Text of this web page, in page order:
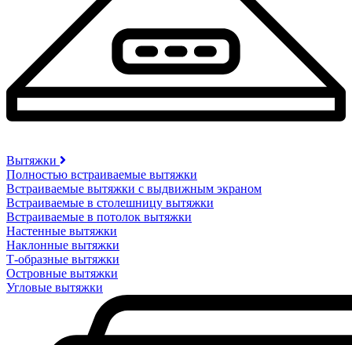
Вытяжки
Полностью встраиваемые вытяжки
Встраиваемые вытяжки с выдвижным экраном
Встраиваемые в столешницу вытяжки
Встраиваемые в потолок вытяжки
Настенные вытяжки
Наклонные вытяжки
Т-образные вытяжки
Островные вытяжки
Угловые вытяжки